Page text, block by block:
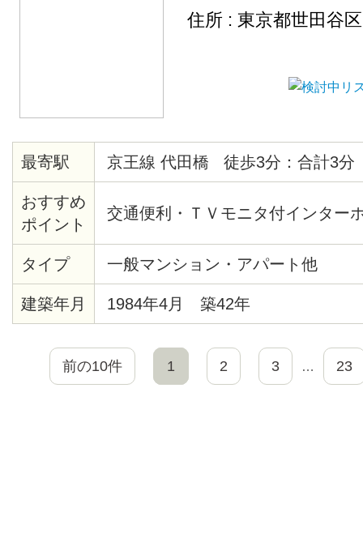
住所 : 東京都世田谷
最寄駅 京王線 代田橋 徒歩3分：合計3分
おすすめ
ポイント
交通便利・ＴＶモニタ付インター
タイプ 一般マンション・アパート他
建築年月 1984年4月 築42年
前の10件 1 2 3 … 23